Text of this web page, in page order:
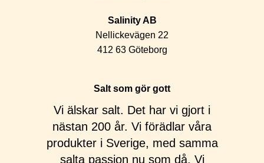
Salinity AB
Nellickevägen 22
412 63 Göteborg
Salt som gör gott
Vi älskar salt. Det har vi gjort i
nästan 200 år. Vi förädlar våra
produkter i Sverige, med samma
salta passion nu som då. Vi